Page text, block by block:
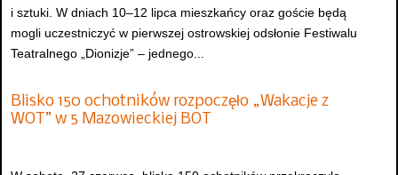
i sztuki. W dniach 10–12 lipca mieszkańcy oraz goście będą
mogli uczestniczyć w pierwszej ostrowskiej odsłonie Festiwalu
Teatralnego „Dionizje” – jednego...
Blisko 150 ochotników rozpoczęło „Wakacje z
WOT” w 5 Mazowieckiej BOT